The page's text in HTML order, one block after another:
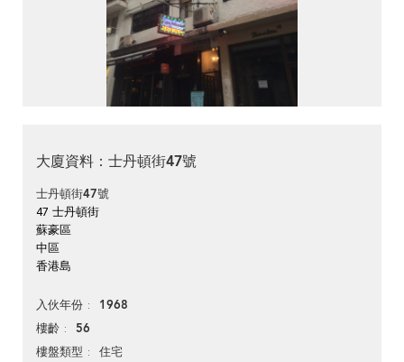
大廈資料：士丹頓街47號
士丹頓街47號
47 士丹頓街
蘇豪區
中區
香港島
入伙年份 1968
樓齡 56
樓盤類型 住宅